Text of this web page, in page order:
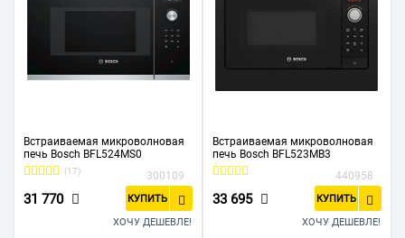
Встраиваемая микроволновая
печь Bosch BFL524MS0
(17) 300109
31 770 КУПИТЬ
ХОЧУ ДЕШЕВЛЕ!
Встраиваемая микроволновая
печь Bosch BFL523MB3
440958
33 695 КУПИТЬ
ХОЧУ ДЕШЕВЛЕ!